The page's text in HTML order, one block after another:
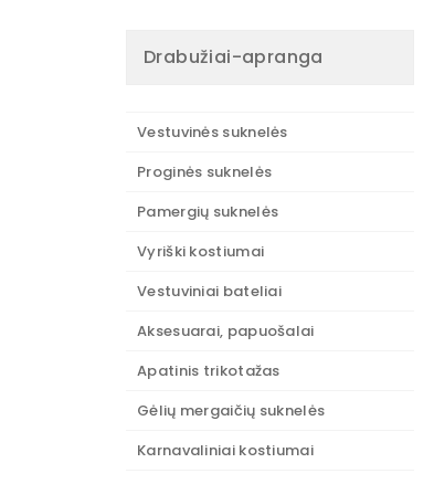
Drabužiai-apranga
Vestuvinės suknelės
Proginės suknelės
Pamergių suknelės
Vyriški kostiumai
Vestuviniai bateliai
Aksesuarai, papuošalai
Apatinis trikotažas
Gėlių mergaičių suknelės
Karnavaliniai kostiumai